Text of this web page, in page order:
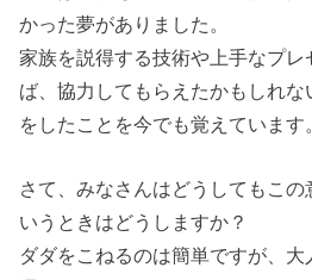
かった夢がありました。
家族を説得する技術や上手なプ
ば、協力してもらえたかもしれ
をしたことを今でも覚えています
さて、みなさんはどうしてもこ
いうときはどうしますか？
ダダをこねるのは簡単ですが、